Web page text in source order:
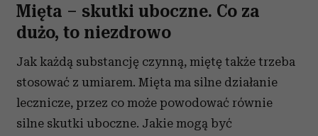
Mięta – skutki uboczne. Co za
dużo, to niezdrowo
Jak każdą substancję czynną, miętę także trzeba
stosować z umiarem. Mięta ma silne działanie
lecznicze, przez co może powodować równie
silne skutki uboczne. Jakie mogą być